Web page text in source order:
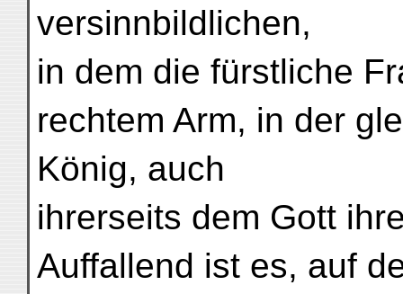
versinnbildlichen,
in dem die fürstliche
rechtem Arm, in der
König, auch
ihrerseits dem Gott
Auffallend ist es, auf